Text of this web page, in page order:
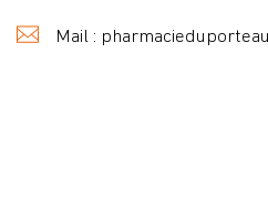
Mail :